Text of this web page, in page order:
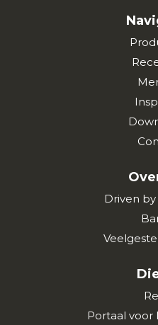
Driven
Portaal voor